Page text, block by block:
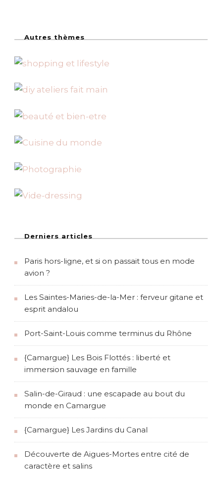
Autres thèmes
Derniers articles
Paris hors-ligne, et si on passait tous en mode
avion ?
Les Saintes-Maries-de-la-Mer : ferveur gitane et
esprit andalou
Port-Saint-Louis comme terminus du Rhône
{Camargue} Les Bois Flottés : liberté et
immersion sauvage en famille
Salin-de-Giraud : une escapade au bout du
monde en Camargue
{Camargue} Les Jardins du Canal
Découverte de Aigues-Mortes entre cité de
caractère et salins